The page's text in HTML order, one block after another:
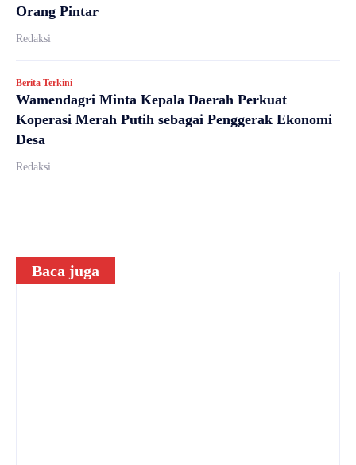
Orang Pintar
Redaksi
Berita Terkini
Wamendagri Minta Kepala Daerah Perkuat
Koperasi Merah Putih sebagai Penggerak Ekonomi
Desa
Redaksi
Baca juga